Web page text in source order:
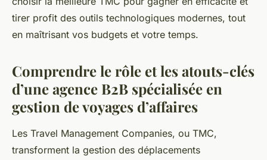
tirer profit des outils technologiques modernes, tout
en maîtrisant vos budgets et votre temps.
Comprendre le rôle et les atouts-clés
d’une agence B2B spécialisée en
gestion de voyages d’affaires
Les Travel Management Companies, ou TMC,
transforment la gestion des déplacements